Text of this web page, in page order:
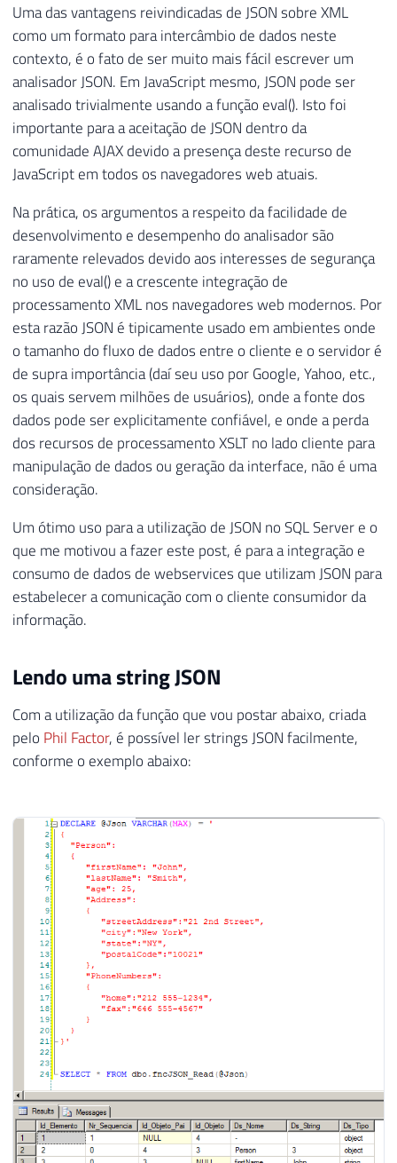
Uma das vantagens reivindicadas de JSON sobre XML
como um formato para intercâmbio de dados neste
contexto, é o fato de ser muito mais fácil escrever um
analisador JSON. Em JavaScript mesmo, JSON pode ser
analisado trivialmente usando a função eval(). Isto foi
importante para a aceitação de JSON dentro da
comunidade AJAX devido a presença deste recurso de
JavaScript em todos os navegadores web atuais.
Na prática, os argumentos a respeito da facilidade de
desenvolvimento e desempenho do analisador são
raramente relevados devido aos interesses de segurança
no uso de eval() e a crescente integração de
processamento XML nos navegadores web modernos. Por
esta razão JSON é tipicamente usado em ambientes onde
o tamanho do fluxo de dados entre o cliente e o servidor é
de supra importância (daí seu uso por Google, Yahoo, etc.,
os quais servem milhões de usuários), onde a fonte dos
dados pode ser explicitamente confiável, e onde a perda
dos recursos de processamento XSLT no lado cliente para
manipulação de dados ou geração da interface, não é uma
consideração.
Um ótimo uso para a utilização de JSON no SQL Server e o
que me motivou a fazer este post, é para a integração e
consumo de dados de webservices que utilizam JSON para
estabelecer a comunicação com o cliente consumidor da
informação.
Lendo uma string JSON
Com a utilização da função que vou postar abaixo, criada
pelo Phil Factor, é possível ler strings JSON facilmente,
conforme o exemplo abaixo: